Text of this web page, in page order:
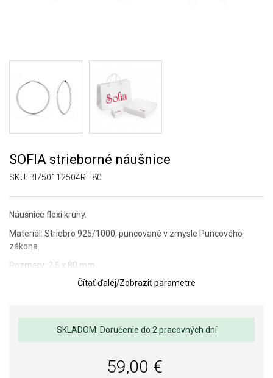
SOFIA strieborné náušnice
SKU: BI750112504RH80
Náušnice flexi kruhy.
Materiál: Striebro 925/1000, puncované v zmysle Puncového
zákona.
Rozmery: 2,5 x 80 mm
Čítať ďalej/Zobraziť parametre
SKLADOM: Doručenie do 2 pracovných dní
59,00 €